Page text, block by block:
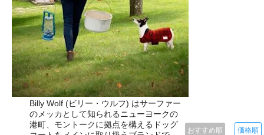
Billy Wolf (ビリー・ウルフ) はサーファー
のメッカとして知られるニューヨークの
港町、モントークに拠点を構えるドッグ
おすすめ順
価格順